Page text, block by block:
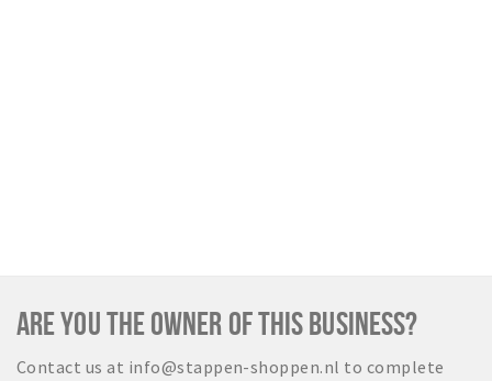
ARE YOU THE OWNER OF THIS BUSINESS?
Contact us at info@stappen-shoppen.nl to complete